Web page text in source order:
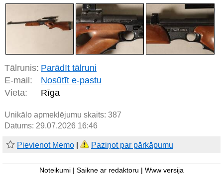
Tālrunis: Parādīt tālruni
E-mail:
Nosūtīt e-pastu
Vieta:
Rīga
Unikālo apmeklējumu skaits: 387
Datums: 29.07.2026 16:46
Pievienot Memo Paziņot par pārkāpumu
Noteikumi Saikne ar redaktoru Www versija